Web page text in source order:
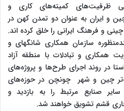
ظرفیت‌های کمیته‌های کاری و
و ایران به عنوان دو تمدن کهن در
و فرهنگ ایرانی را خلق کرده اند.
سازمان همکاری شانگهای و
همکاری و تبادلات با منطقه آزاد
در روند اجرای طرح‌ها و پروژه‌های
چین و شهر چونچن در حوزه‌های
صنایع مرتبط را به بازدید و
قشم تشویق خواهند شد.